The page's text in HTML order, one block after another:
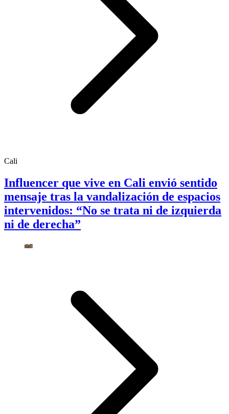
Cali
Influencer que vive en Cali envió sentido
mensaje tras la vandalización de espacios
intervenidos: “No se trata ni de izquierda
ni de derecha”